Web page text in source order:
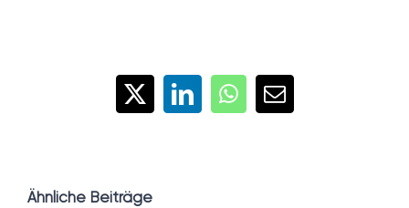
X LinkedInWhatsApp
E-
Ähnliche Beiträge